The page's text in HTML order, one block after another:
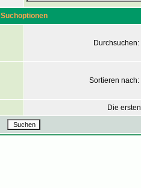
Suchoptionen
Durchsuchen:
Sortieren nach:
Die ersten